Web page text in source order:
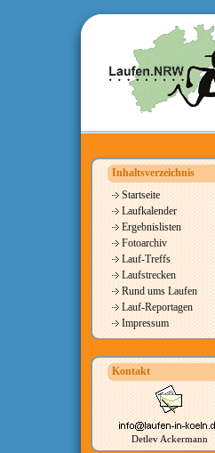
Inhaltsverzeichnis
Startseite
Laufkalender
Ergebnislisten
Fotoarchiv
Lauf-Treffs
Laufstrecken
Rund ums Laufen
Lauf-Reportagen
Impressum
Kontakt
Detlev Ackermann